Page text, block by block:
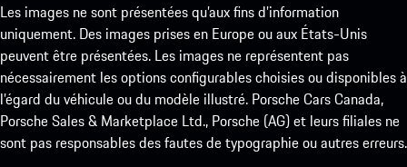
Les images ne sont présentées qu’aux fins d’information
uniquement. Des images prises en Europe ou aux États-Unis
peuvent être présentées. Les images ne représentent pas
nécessairement les options configurables choisies ou disponibles à
l’égard du véhicule ou du modèle illustré. Porsche Cars Canada,
Porsche Sales & Marketplace Ltd., Porsche (AG) et leurs filiales ne
sont pas responsables des fautes de typographie ou autres erreurs.